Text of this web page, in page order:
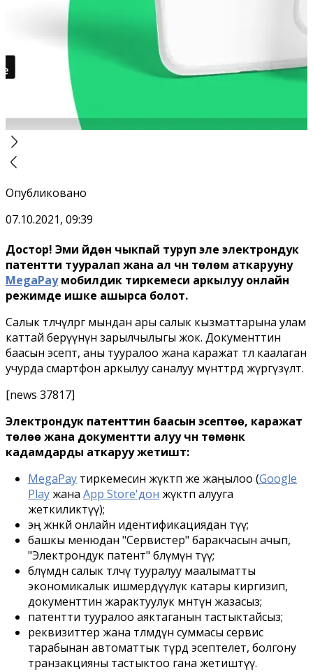
Опубликовано
07.10.2021, 09:39
Достор! Эми үйдөн чыкпай туруп эле электрондук
патентти тууралап жана ал үчүн төлөм аткарууну
MegaPayмобилдик тиркемеси аркылуу онлайн
режимде ишке ашырса болот.
Салык төлөөчүлөргө мындан ары салык кызматтарына улам
каттай берүүнүн зарылчылыгы жок. Документтин
баасын эсептөө, аны тууралоо жана каражат төлөө каалаган
учурда смартфон аркылуу саналуу мүнөттөрдө жүргүзүлөт.
[news 37817]
Электрондук патенттин баасын эсептөө, каражат
төлөө жана документти алуу үчүн төмөнкү
кадамдарды аткаруу жетиштүү:
MegaPay тиркемесин жүктөп же жаңылоо (Google
Playжана App Store'дон жүктөп алууга
жеткиликтүү);
эң жөнөкөй онлайн идентификациядан өтүү;
башкы менюдан "Сервистер" баракчасын ачып,
"Электрондук патент" бөлүмүнө өтүү;
бөлүмдөн салык төлөөчү тууралуу маалыматты
экономикалык ишмердүүлүк катары киргизип,
документтин жарактуулук мөөнөтүн жазасыз;
патентти тууралоо аяктаганын тастыктайсыз;
реквизиттер жана төлөмдүн суммасы сервис
тарабынан автоматтык түрдө эсептелет, болгону
транзакцияны тастыктоо гана жетиштүү.